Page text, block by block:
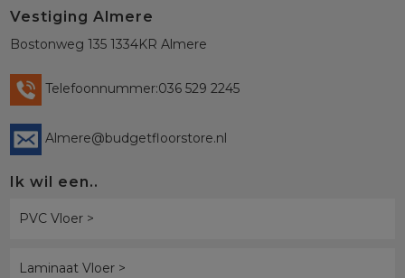
Vestiging Almere
Bostonweg 135 1334KR Almere
Telefoonnummer:036 529 2245
Almere@budgetfloorstore.nl
Ik wil een..
PVC Vloer >
Laminaat Vloer >